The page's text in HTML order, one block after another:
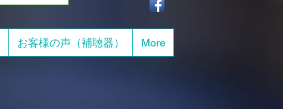
お客様の声（補聴器） More